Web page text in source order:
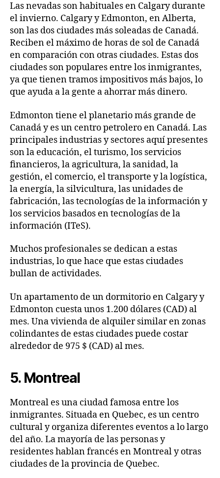
Las nevadas son habituales en Calgary durante
el invierno. Calgary y Edmonton, en Alberta,
son las dos ciudades más soleadas de Canadá.
Reciben el máximo de horas de sol de Canadá
en comparación con otras ciudades. Estas dos
ciudades son populares entre los inmigrantes,
ya que tienen tramos impositivos más bajos, lo
que ayuda a la gente a ahorrar más dinero.
Edmonton tiene el planetario más grande de
Canadá y es un centro petrolero en Canadá. Las
principales industrias y sectores aquí presentes
son la educación, el turismo, los servicios
financieros, la agricultura, la sanidad, la
gestión, el comercio, el transporte y la logística,
la energía, la silvicultura, las unidades de
fabricación, las tecnologías de la información y
los servicios basados en tecnologías de la
información (ITeS).
Muchos profesionales se dedican a estas
industrias, lo que hace que estas ciudades
bullan de actividades.
Un apartamento de un dormitorio en Calgary y
Edmonton cuesta unos 1.200 dólares (CAD) al
mes. Una vivienda de alquiler similar en zonas
colindantes de estas ciudades puede costar
alrededor de 975 $ (CAD) al mes.
5. Montreal
Montreal es una ciudad famosa entre los
inmigrantes. Situada en Quebec, es un centro
cultural y organiza diferentes eventos a lo largo
del año. La mayoría de las personas y
residentes hablan francés en Montreal y otras
ciudades de la provincia de Quebec.